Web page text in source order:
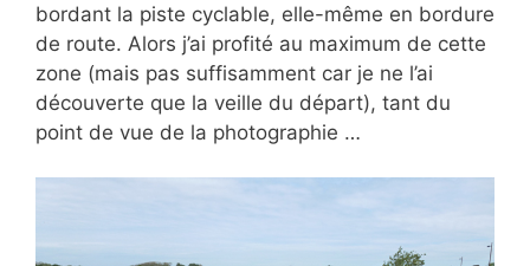
bordant la piste cyclable, elle-même en bordure
de route. Alors j’ai profité au maximum de cette
zone (mais pas suffisamment car je ne l’ai
découverte que la veille du départ), tant du
point de vue de la photographie …